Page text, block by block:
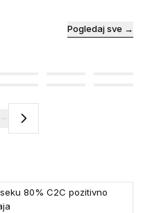
Pogledaj sve →
80% C2C pozitivno